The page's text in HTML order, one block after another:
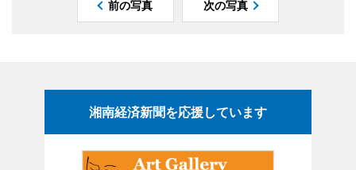
前の写真 次の写真
湘南経済新聞を応援しています